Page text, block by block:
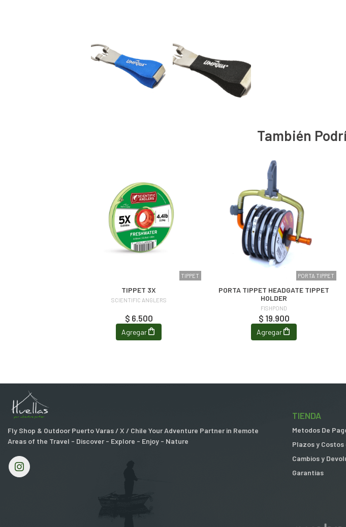
También
TIPPET
TIPPET 3X
SCIENTIFIC ANGLERS
$ 6.500
Agregar
PORTA TIPPET
PORTA TIPPET HEADGATE TIPPET
HOLDER
FISHPOND
$ 19.900
Agregar
Fly Shop & Outdoor Puerto Varas / X / Chile Your Adventure Partner in Remote
Areas of the Travel - Discover - Explore - Enjoy - Nature
TIENDA
Metodos De
Plazos y Costos
Cambios y
Garantias